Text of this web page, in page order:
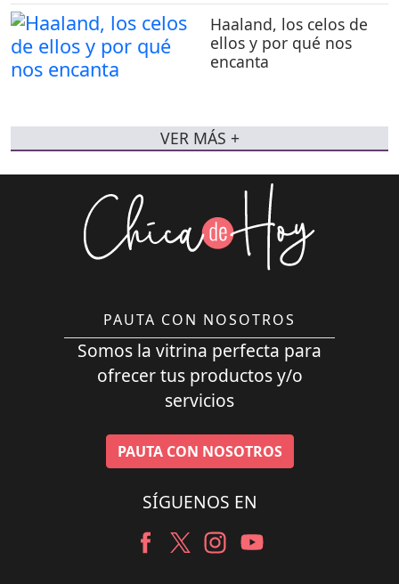
Haaland, los celos de
ellos y por qué nos
encanta
VER MÁS +
PAUTA CON NOSOTROS
Somos la vitrina perfecta para
ofrecer tus productos y/o
servicios
PAUTA CON NOSOTROS
SÍGUENOS EN